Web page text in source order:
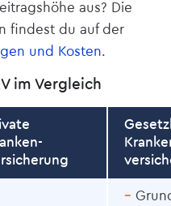
aus? Die
findest du auf der
und Kosten.
im Vergleich
–